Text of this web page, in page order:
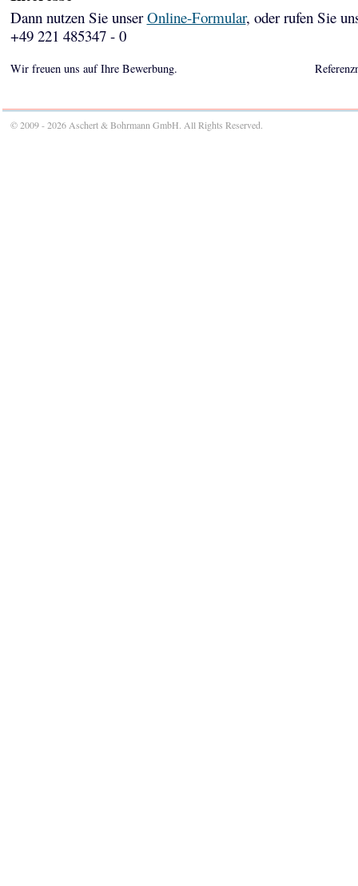
Dann nutzen Sie unserOnline-Formular, oder rufen Sie
+49 221 485347 - 0
Wir freuen uns auf Ihre Bewerbung.
© 2009 - 2026 Aschert & Bohrmann GmbH. All Rights Reserved.